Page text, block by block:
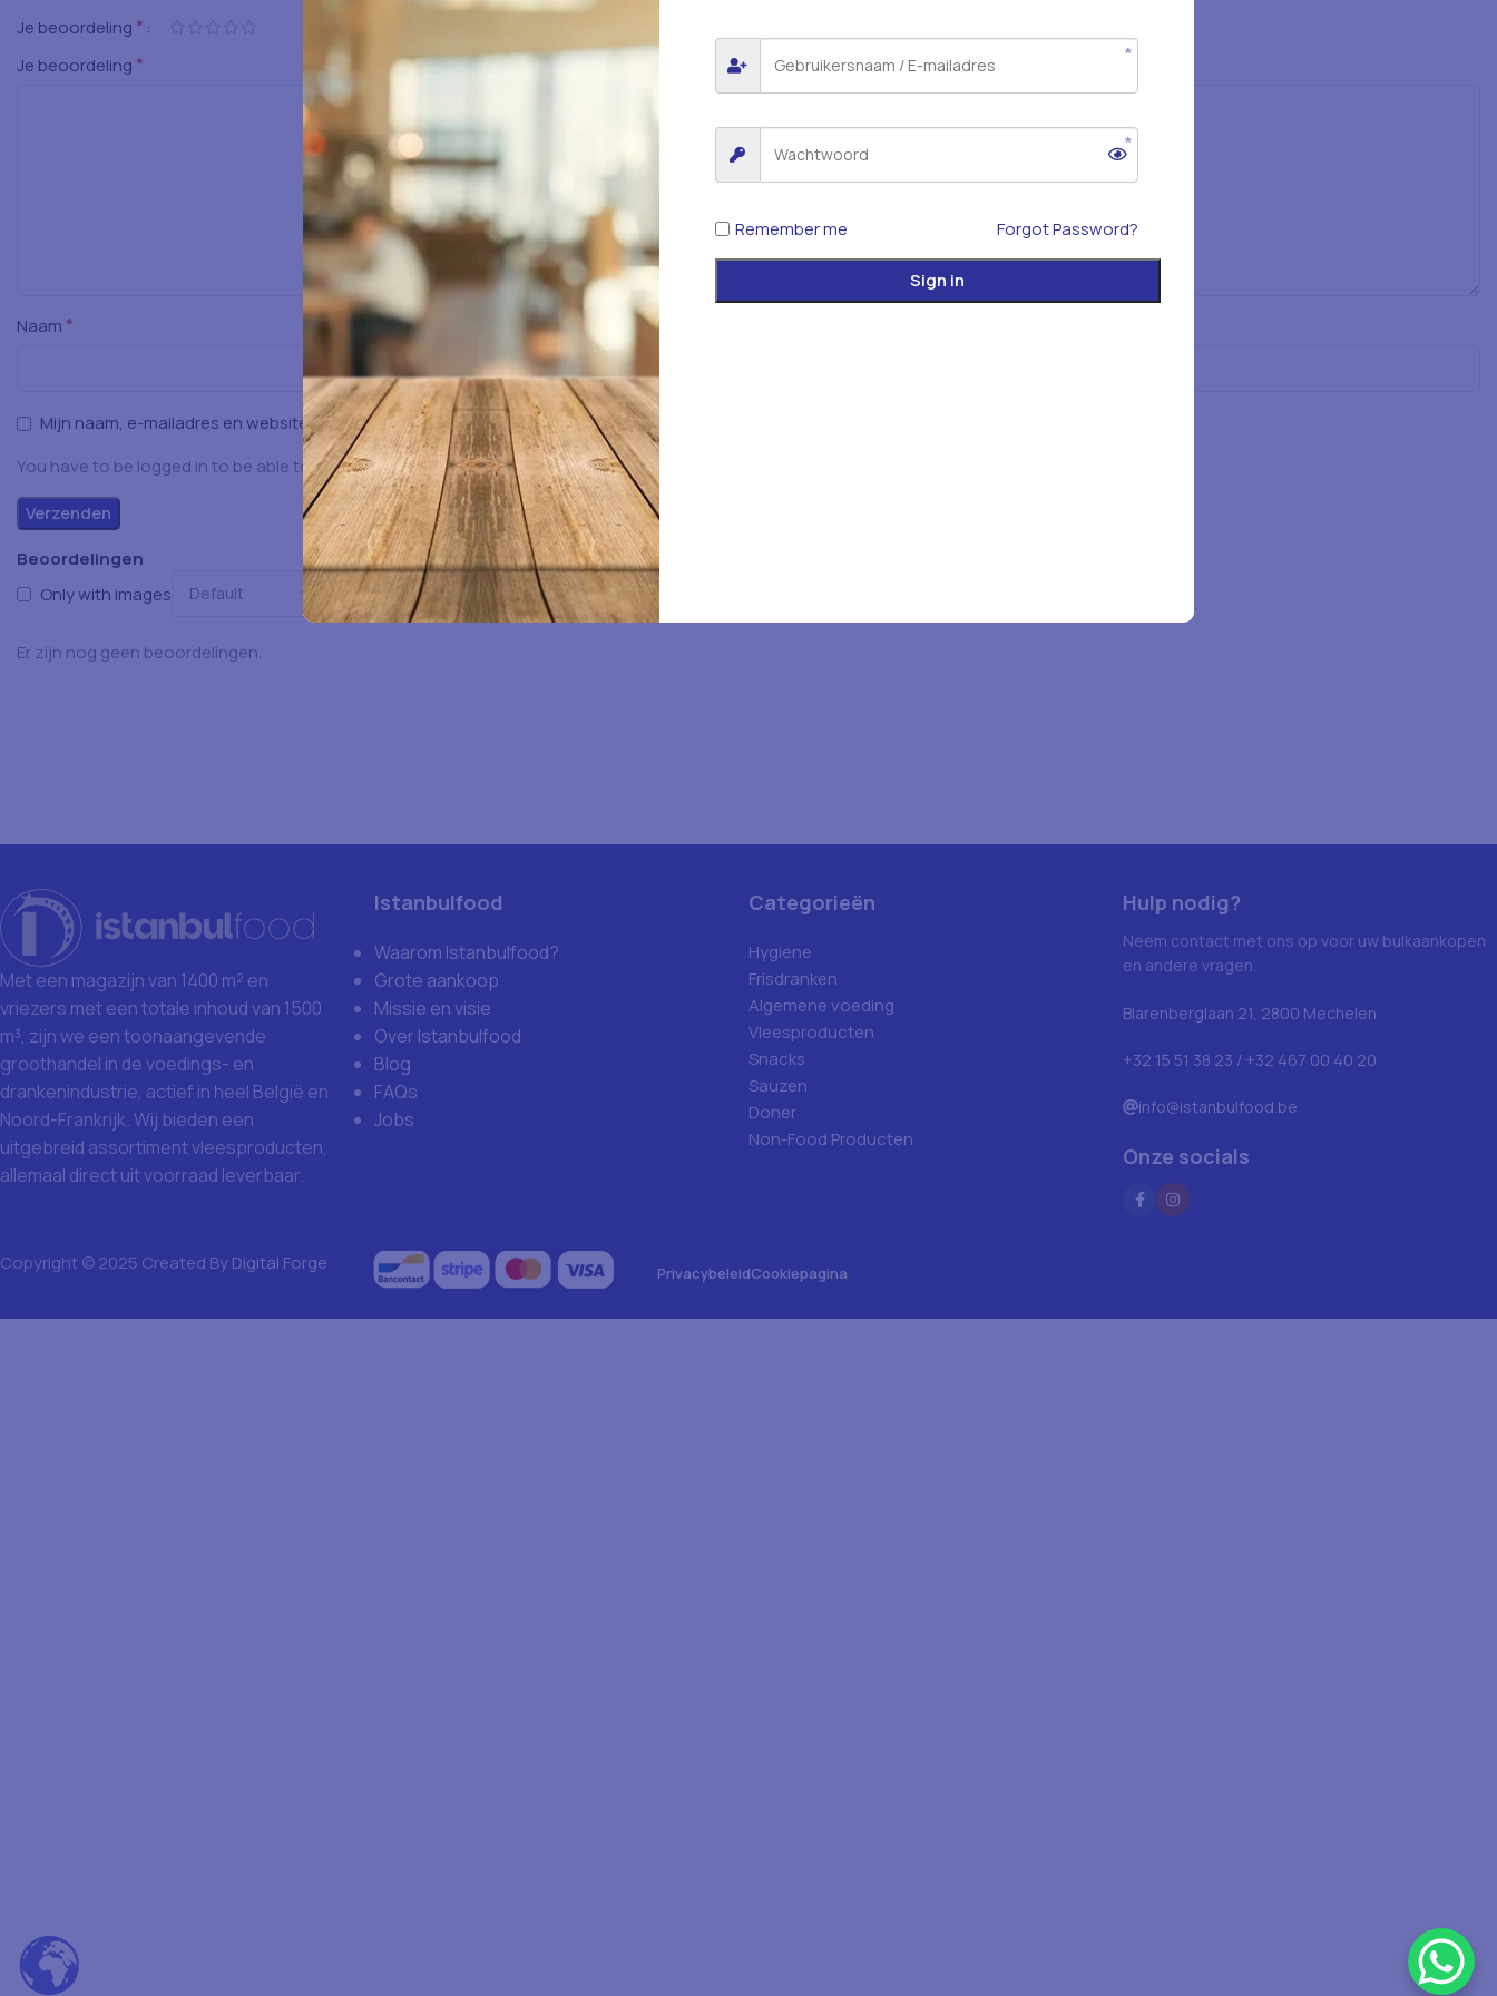
Beoordelingen
Only with images
Er zijn nog geen beoordelingen.
Je beoordeling *
Je beoordeling *
Naam *
Mijn naam, e-mailadres en website opslaan in deze browser voor de volgende keer wanneer ik een reactie plaats.
You have to be logged in to be able to add photos to your review.
Met een magazijn van 1400 m² en
vriezers met een totale inhoud van 1500
m³, zijn we een toonaangevende
groothandel in de voedings- en
drankenindustrie, actief in heel België en
Noord-Frankrijk. Wij bieden een
uitgebreid assortiment vleesproducten,
allemaal direct uit voorraad leverbaar.
Istanbulfood
Waarom Istanbulfood?
Grote aankoop
Missie en visie
Over Istanbulfood
Blog
FAQs
Jobs
Categorieën
Hygiene
Frisdranken
Algemene voeding
Vleesproducten
Snacks
Sauzen
Doner
Non-Food Producten
Hulp nodig?
Neem contact met ons op voor uw bulkaankopen
en andere vragen.
Blarenberglaan 21, 2800 Mechelen
+32 15 51 38 23 / +32 467 00 40 20
info@istanbulfood.be
Onze socials
Copyright © 2025 Created ByDigital Forge PrivacybeleidCookiepagina
Remember me Forgot Password?
Sign in